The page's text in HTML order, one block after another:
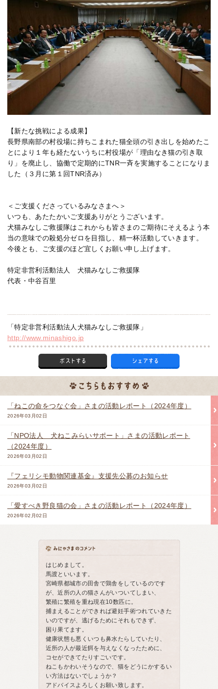
【新たな挑戦による成果】
長野県南部の村役場に持ちこまれた猫全頭の引き出しを始めたこ
とにより１年も経たないうちに村役場が「理由なき猫の引き取
り」を廃止し、協働で定期的にTNR一斉を実施することになりま
した（３月に第１回TNR済み）
＜ご支援くださっているみなさまへ＞
いつも、あたたかいご支援ありがとうございます。
犬猫みなしご救援隊はこれからも皆さまのご期待にそえるよう本
当の意味での殺処分ゼロを目指し、精一杯活動していきます。
今後とも、ご支援のほど宜しくお願い申し上げます。
特定非営利活動法人 犬猫みなしご救援隊
代表・中谷百里
「特定非営利活動法人犬猫みなしご救援隊」
http://www.minashigo.jp
「ねこの命をつなぐ会」さまの活動レポート（2024年度）
2026年03月02日
「NPO法人 犬ねこみらいサポート」さまの活動レポート
（2024年度）
2026年03月02日
『フェリシモ動物関連基金』支援先公募のお知らせ
2026年03月02日
「愛すべき野良猫の会」さまの活動レポート（2024年度）
2026年02月02日
はじめまして。
馬渡といいます。
宮崎県都城市の田舎で鶏舎をしているのです
が、近所の人の猫さんがいついてしまい、
繁殖に繁殖を重ね現在10数匹に。
捕まえることができれば避妊手術つれていきた
いのですが、逃げるためにそれもできず、
困り果てます。
健康状態も悪くいつも鼻水たらしていたり、
近所の人が最近餌を与えなくなったために、
コセができてたりすごいです。
ねこもかわいそうなので、猫をどうにかするい
い方法はないでしょうか？
アドバイスよろしくお願い致します。